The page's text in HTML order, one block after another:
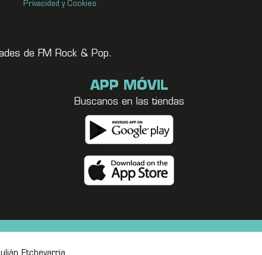
Privacidad y Cookies
de FM Rock & Pop.
APP MÓVIL
Buscanos en las tiendas